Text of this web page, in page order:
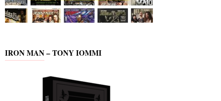
IRON MAN – TONY IOMMI